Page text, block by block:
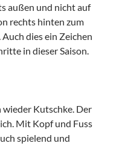
außen und nicht auf
rechts hinten zum
dies ein Zeichen
in dieser Saison.
wieder Kutschke. Der
Mit Kopf und Fuss
spielend und